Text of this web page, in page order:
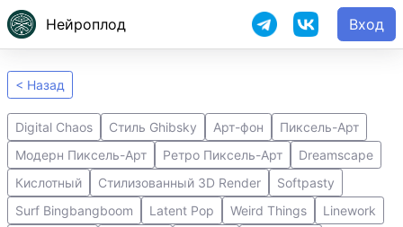
Нейроплод Вход
< Назад
Digital Chaos Стиль Ghibsky Арт-фон
Пиксель-Арт
Модерн Пиксель-Арт
Ретро Пиксель-Арт
Dreamscape
Кислотный
Стилизованный 3D Render
Softpasty
Surf Bingbangboom
Latent Pop Weird Things
Linework